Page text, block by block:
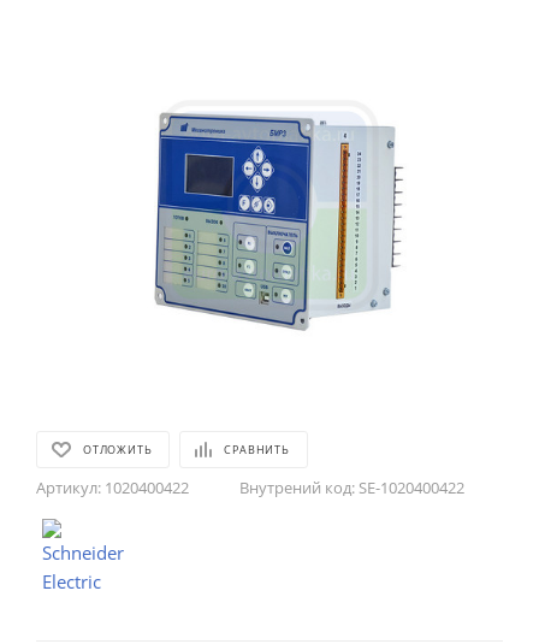
ОТЛОЖИТЬ СРАВНИТЬ
Артикул: 1020400422 Внутрений код: SE-1020400422